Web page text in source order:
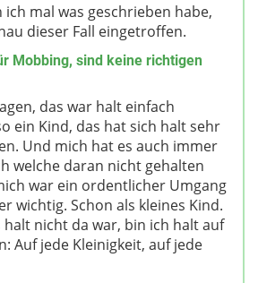
ich mal was geschrieben habe,
dieser Fall eingetroffen.
Mobbing, sind keine richtigen
das war halt einfach
ein Kind, das hat sich halt sehr
Und mich hat es auch immer
welche daran nicht gehalten
war ein ordentlicher Umgang
wichtig. Schon als kleines Kind.
halt nicht da war, bin ich halt auf
Auf jede Kleinigkeit, auf jede